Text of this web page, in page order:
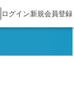
ログイン新規会員登録